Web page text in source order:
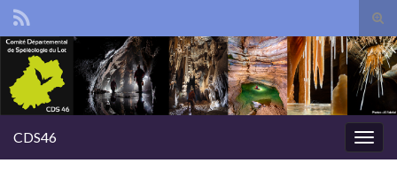
Search for:
CDS46